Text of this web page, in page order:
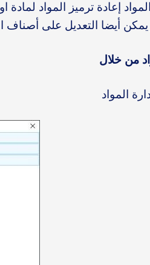
إعادة ترميز المواد
أيضا التعديل على أصناف
من خلال
المواد